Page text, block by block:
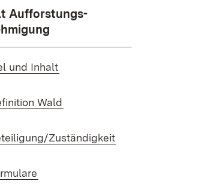
Aufforstungs-
und Inhalt
Wald
Zuständigkeit